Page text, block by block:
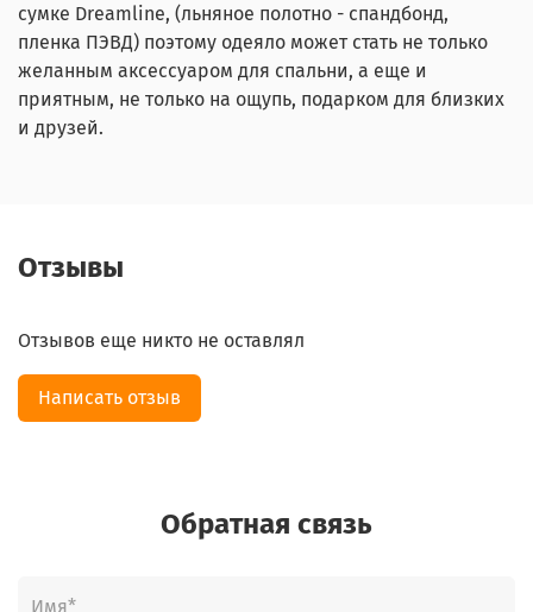
сумке Dreamline, (льняное полотно - спандбонд,
пленка ПЭВД) поэтому одеяло может стать не только
желанным аксессуаром для спальни, а еще и
приятным, не только на ощупь, подарком для близких
и друзей.
Отзывы
Отзывов еще никто не оставлял
Написать отзыв
Обратная связь